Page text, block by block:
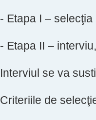
- Etapa I –
- Etapa II –
Interviul se va
Criteriile de